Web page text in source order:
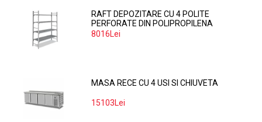
RAFT DEPOZITARE CU 4 POLITE
PERFORATE DIN POLIPROPILENA
374*60 CM
8016Lei
MASA RECE CU 4 USI SI CHIUVETA
15103Lei